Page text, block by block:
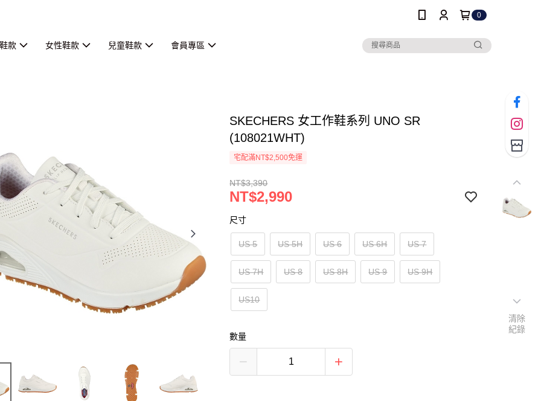
0
款 女性鞋款 兒童鞋款 會員專區
SKECHERS 女工作鞋系列 UNO SR
(108021WHT)
宅配滿NT$2,500免運
NT$3,390
NT$2,990
尺寸
US 5 US 5H US 6 US 6H US 7
US 7H US 8 US 8H US 9 US 9H
US10
數量
清除
紀錄